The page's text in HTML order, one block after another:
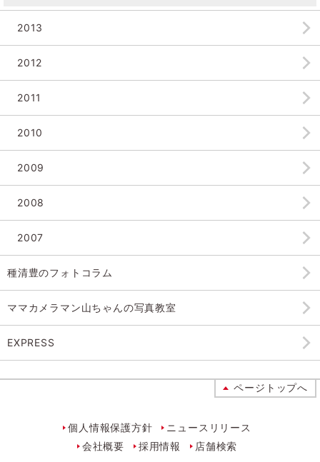
2013
2012
2011
2010
2009
2008
2007
種清豊のフォトコラム
ママカメラマン山ちゃんの写真教室
EXPRESS
ページトップへ
個人情報保護方針
ニュースリリース
会社概要
採用情報 店舗検索